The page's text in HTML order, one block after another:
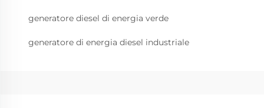
generatore diesel di energia verde
generatore di energia diesel industriale